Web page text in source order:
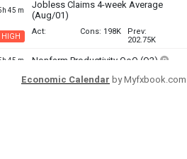
Economic Calendar by Myfxbook.com